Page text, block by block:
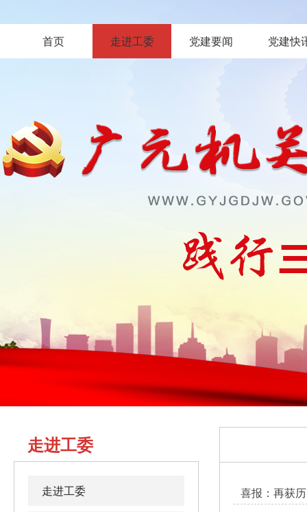
首页 走进工委 党建要闻 党建快
走进工委
走进工委
喜报：再获